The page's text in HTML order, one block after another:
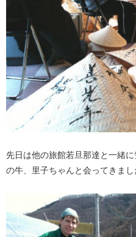
先日は他の旅館若旦那達と一緒
の牛、里子ちゃんと会ってきまし